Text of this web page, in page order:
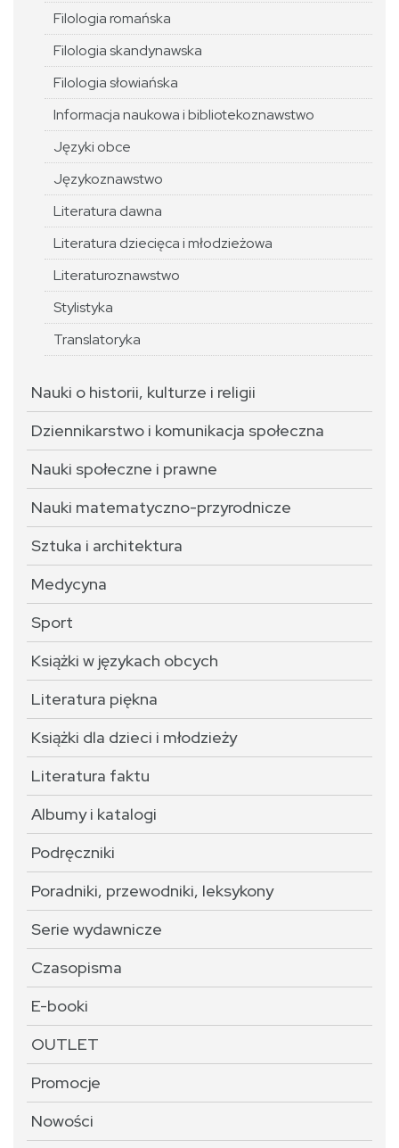
Filologia romańska
Filologia skandynawska
Filologia słowiańska
Informacja naukowa i bibliotekoznawstwo
Języki obce
Językoznawstwo
Literatura dawna
Literatura dziecięca i młodzieżowa
Literaturoznawstwo
Stylistyka
Translatoryka
Nauki o historii, kulturze i religii
Dziennikarstwo i komunikacja społeczna
Nauki społeczne i prawne
Nauki matematyczno-przyrodnicze
Sztuka i architektura
Medycyna
Sport
Książki w językach obcych
Literatura piękna
Książki dla dzieci i młodzieży
Literatura faktu
Albumy i katalogi
Podręczniki
Poradniki, przewodniki, leksykony
Serie wydawnicze
Czasopisma
E-booki
OUTLET
Promocje
Nowości